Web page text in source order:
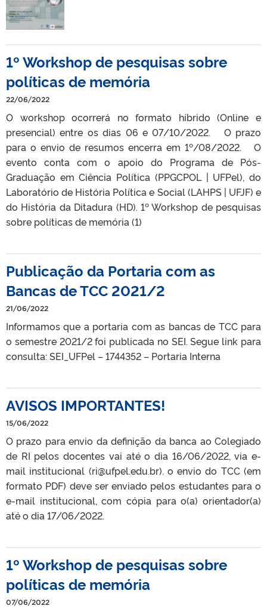
1º Workshop de pesquisas sobre
políticas de memória
22/06/2022
O workshop ocorrerá no formato híbrido (Online e
presencial) entre os dias 06 e 07/10/2022. O prazo
para o envio de resumos encerra em 1º/08/2022. O
evento conta com o apoio do Programa de Pós-
Graduação em Ciência Política (PPGCPOL | UFPel), do
Laboratório de História Política e Social (LAHPS | UFJF) e
do História da Ditadura (HD). 1º Workshop de pesquisas
sobre políticas de memória (1)
Publicação da Portaria com as
Bancas de TCC 2021/2
21/06/2022
Informamos que a portaria com as bancas de TCC para
o semestre 2021/2 foi publicada no SEI. Segue link para
consulta: SEI_UFPel – 1744352 – Portaria Interna
AVISOS IMPORTANTES!
15/06/2022
O prazo para envio da definição da banca ao Colegiado
de RI pelos docentes vai até o dia 16/06/2022, via e-
mail institucional (ri@ufpel.edu.br). o envio do TCC (em
formato PDF) deve ser enviado pelos estudantes para o
e-mail institucional, com cópia para o(a) orientador(a)
até o dia 17/06/2022.
1º Workshop de pesquisas sobre
políticas de memória
07/06/2022